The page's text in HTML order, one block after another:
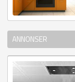
ANNONSER